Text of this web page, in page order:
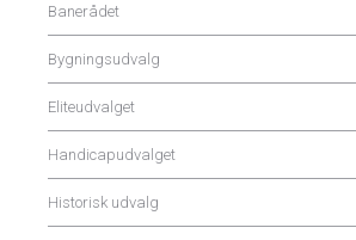
Banerådet
Bygningsudvalg
Eliteudvalget
Handicapudvalget
Historisk udvalg